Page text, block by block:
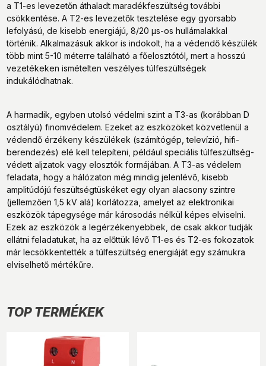
a T1-es levezetőn áthaladt maradékfeszültség további
csökkentése. A T2-es levezetők tesztelése egy gyorsabb
lefolyású, de kisebb energiájú, 8/20 µs-os hullámalakkal
történik. Alkalmazásuk akkor is indokolt, ha a védendő készülék
több mint 5-10 méterre található a főelosztótól, mert a hosszú
vezetékeken ismételten veszélyes túlfeszültségek
indukálódhatnak.
A harmadik, egyben utolsó védelmi szint a T3-as (korábban D
osztályú) finomvédelem. Ezeket az eszközöket közvetlenül a
védendő érzékeny készülékek (számítógép, televízió, hifi-
berendezés) elé kell telepíteni, például speciális túlfeszültség-
védett aljzatok vagy elosztók formájában. A T3-as védelem
feladata, hogy a hálózaton még mindig jelenlévő, kisebb
amplitúdójú feszültségtüskéket egy olyan alacsony szintre
(jellemzően 1,5 kV alá) korlátozza, amelyet az elektronikai
eszközök tápegysége már károsodás nélkül képes elviselni.
Ezek az eszközök a legérzékenyebbek, de csak akkor tudják
ellátni feladatukat, ha az előttük lévő T1-es és T2-es fokozatok
már lecsökkentették a túlfeszültség energiáját egy számukra
elviselhető mértékűre.
TOP TERMÉKEK